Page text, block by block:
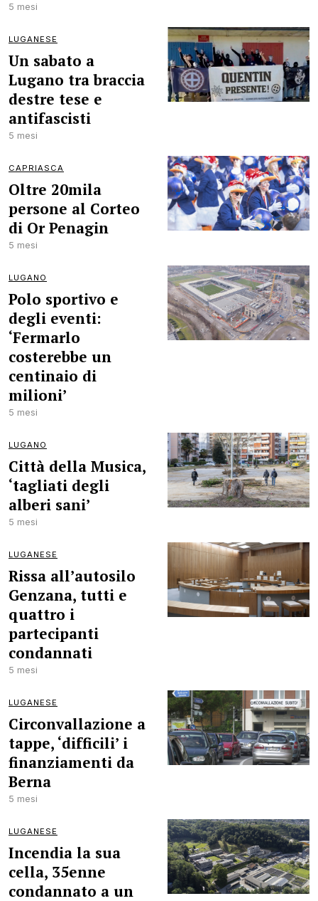
5 mesi
LUGANESE
Un sabato a
Lugano tra braccia
destre tese e
antifascisti
5 mesi
CAPRIASCA
Oltre 20mila
persone al Corteo
di Or Penagin
5 mesi
LUGANO
Polo sportivo e
degli eventi:
‘Fermarlo
costerebbe un
centinaio di
milioni’
5 mesi
LUGANO
Città della Musica,
‘tagliati degli
alberi sani’
5 mesi
LUGANESE
Rissa all’autosilo
Genzana, tutti e
quattro i
partecipanti
condannati
5 mesi
LUGANESE
Circonvallazione a
tappe, ‘difficili’ i
finanziamenti da
Berna
5 mesi
LUGANESE
Incendia la sua
cella, 35enne
condannato a un